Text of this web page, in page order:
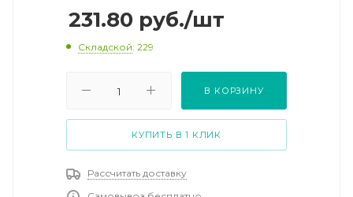
231.80 руб./шт
Складской: 229
В КОРЗИНУ
КУПИТЬ В 1 КЛИК
Рассчитать доставку